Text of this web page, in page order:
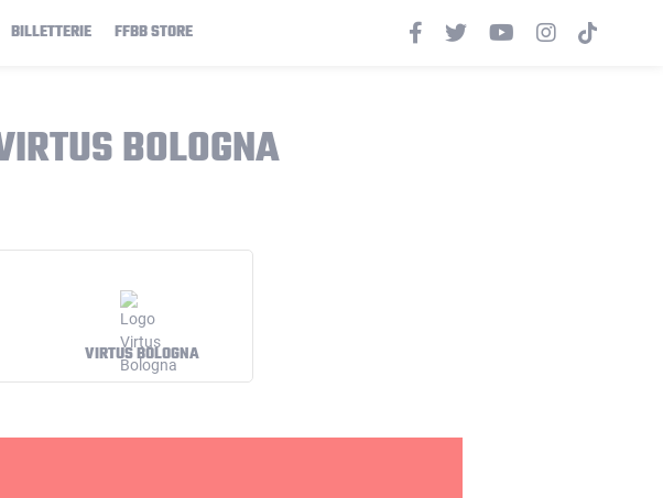
BILLETTERIE FFBB STORE
BOLOGNA
VIRTUS BOLOGNA